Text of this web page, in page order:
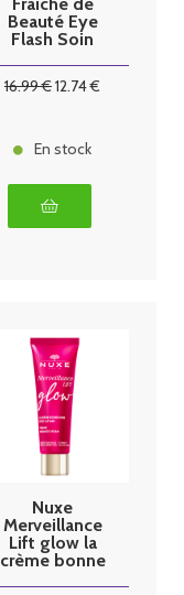
Beauté Eye
Flash Soin
16.99€12.74€
En stock
Nuxe
Merveillance
Lift glow la
crème bonne